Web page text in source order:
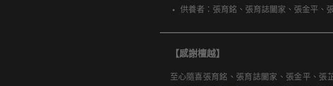
供養者：張育銘、張育誌闔家、張金平、
【感謝檀越】
至心隨喜張育銘、張育誌闔家、張金平、張